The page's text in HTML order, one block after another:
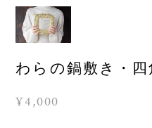
わらの鍋敷き・四
¥4,000